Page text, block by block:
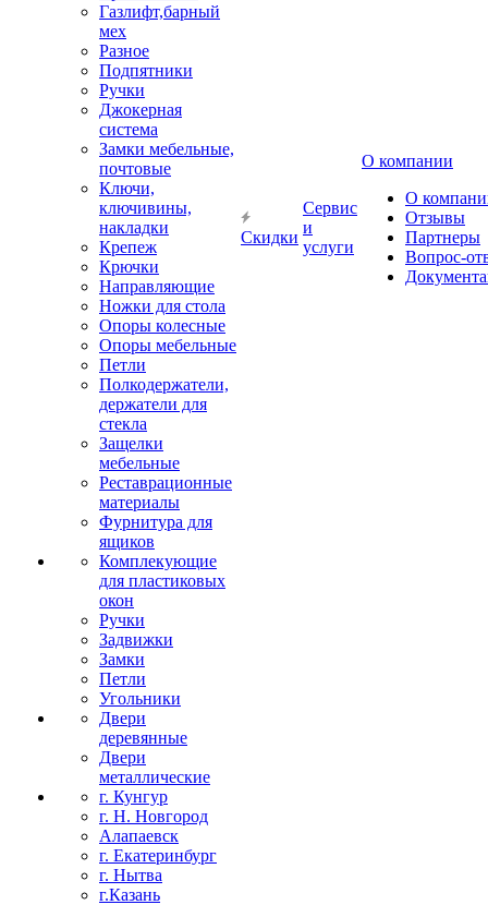
Газлифт,барный
мех
Разное
Подпятники
Ручки
Джокерная
система
Замки мебельные,
почтовые
Ключи,
ключивины,
накладки
Крепеж
Крючки
Направляющие
Ножки для стола
Опоры колесные
Опоры мебельные
Петли
Полкодержатели,
держатели для
стекла
Защелки
мебельные
Реставрационные
материалы
Фурнитура для
ящиков
Комплекующие
для пластиковых
окон
Ручки
Задвижки
Замки
Петли
Угольники
Двери
деревянные
Двери
металлические
г. Кунгур
г. Н. Новгород
Алапаевск
г. Екатеринбург
г. Нытва
г.Казань
Скидки
Сервис
и
услуги
О компании
О
Отзывы
Партнеры
Вопрос-